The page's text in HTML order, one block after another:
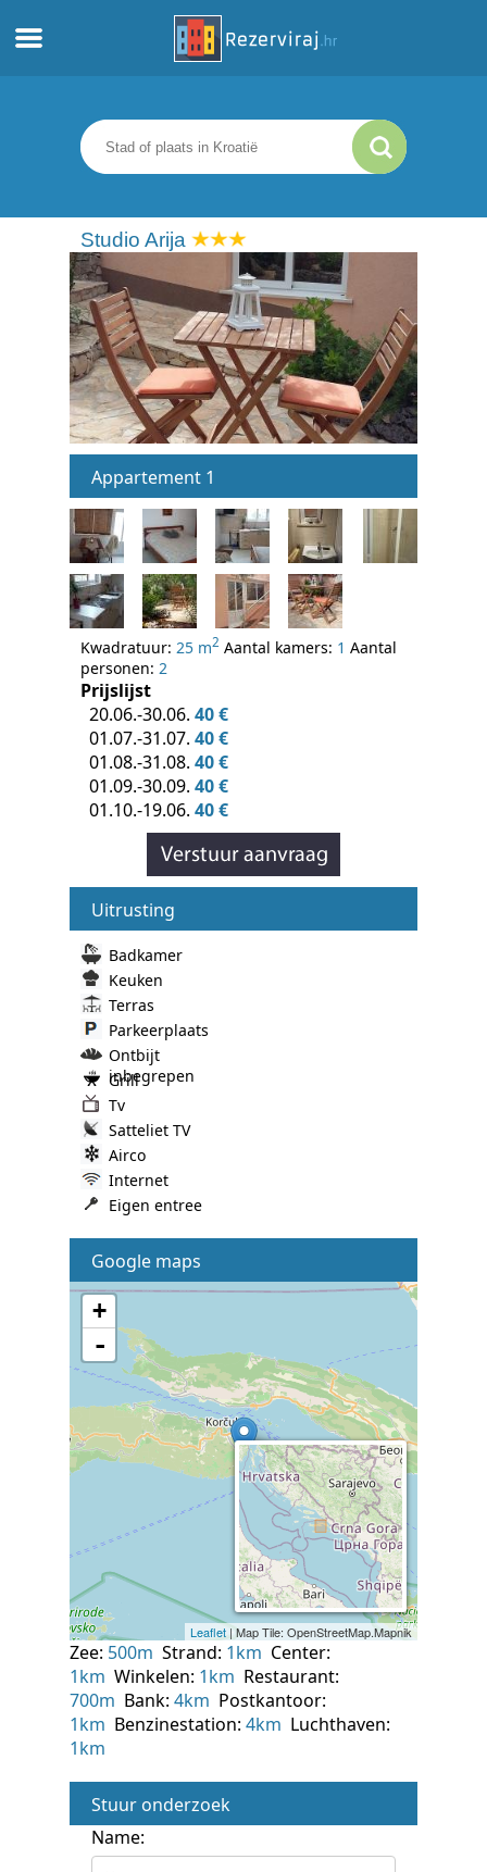
Appartementen
Toeristeninformatie
Stranden
webcams
Ontmoet Kroatië
musea
Studio Arija
Appartement 1
Kwadratuur: 25 m2 Aantal kamers: 1 Aantal
personen: 2
Prijslijst
20.06.-30.06. 40 €
01.07.-31.07. 40 €
01.08.-31.08. 40 €
01.09.-30.09. 40 €
01.10.-19.06. 40 €
Uitrusting
Badkamer
Keuken
Terras
Parkeerplaats
Ontbijt
inbegrepen
Grill
Tv
Satteliet TV
Airco
Internet
Eigen entree
Google maps
Zee: 500m Strand: 1km Center:
1km Winkelen: 1km Restaurant:
700m Bank: 4km Postkantoor:
1km Benzinestation: 4km Luchthaven:
1km
Stuur onderzoek
Name: